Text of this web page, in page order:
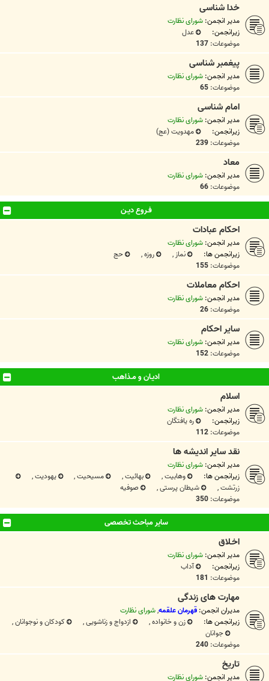
خدا شناسی
مدیر انجمن: شورای نظارت
زیرانجمن:
عدل
موضوعات: 137
پیغمبر شناسی
مدیر انجمن: شورای نظارت
موضوعات: 65
امام شناسی
مدیر انجمن: شورای نظارت
زیرانجمن:
مهدویت (عج)
موضوعات: 239
معاد
مدیر انجمن: شورای نظارت
موضوعات: 66
فـروع ديـن
احکام عبادات
مدیر انجمن: شورای نظارت
زیرانجمن ها:
نماز , روزه,
حج
موضوعات: 155
احکام معاملات
مدیر انجمن: شورای نظارت
موضوعات: 26
ساير احکام
مدیر انجمن: شورای نظارت
موضوعات: 152
اديـان و مـذاهب
اسلام
مدیر انجمن: شورای نظارت
زیرانجمن:
ره یافتگان
موضوعات: 112
نقد سایر اندیشه ها
مدیر انجمن: شورای نظارت
زیرانجمن ها:
وهابیت, بهائیت, مسیحیت, یهودیت,
زرتشت, شیطان پرستی,
صوفیه
موضوعات: 350
سایر مباحث تخصصی
اخـلاق
مدیر انجمن: شورای نظارت
زیرانجمن:
آداب
موضوعات: 181
مهارت های زندگی
مدیران انجمن: قهرمان علقمه,شورای نظارت
زیرانجمن ها:
زن و خانواده, ازدواج و زناشویی, کودکان و نوجوانان,
جوانان
موضوعات: 240
تاريخ
مدیر انجمن: شورای نظارت